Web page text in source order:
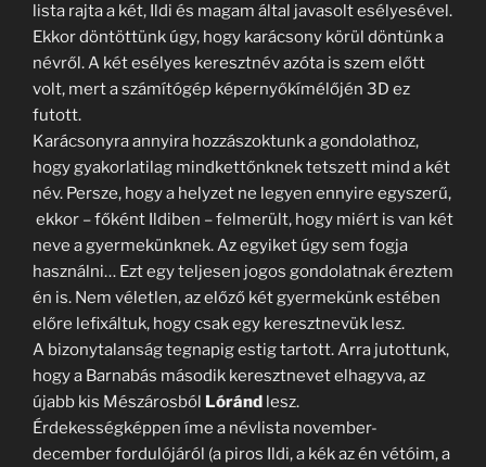
lista rajta a két, Ildi és magam által javasolt esélyesével.
Ekkor döntöttünk úgy, hogy karácsony körül döntünk a
névről. A két esélyes keresztnév azóta is szem előtt
volt, mert a számítógép képernyőkímélőjén 3D ez
futott.
Karácsonyra annyira hozzászoktunk a gondolathoz,
hogy gyakorlatilag mindkettőnknek tetszett mind a két
név. Persze, hogy a helyzet ne legyen ennyire egyszerű,
ekkor – főként Ildiben – felmerült, hogy miért is van két
neve a gyermekünknek. Az egyiket úgy sem fogja
használni… Ezt egy teljesen jogos gondolatnak éreztem
én is. Nem véletlen, az előző két gyermekünk estében
előre lefixáltuk, hogy csak egy keresztnevük lesz.
A bizonytalanság tegnapig estig tartott. Arra jutottunk,
hogy a Barnabás második keresztnevet elhagyva, az
újabb kis Mészárosból
Lóránd lesz.
Érdekességképpen íme a névlista november-
december fordulójáról (a piros Ildi, a kék az én vétóim, a